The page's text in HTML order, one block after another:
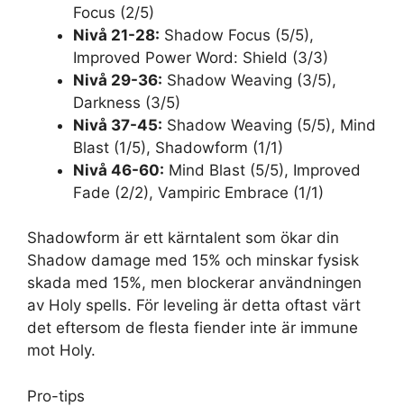
Focus (2/5)
Nivå 21-28: Shadow Focus (5/5),
Improved Power Word: Shield (3/3)
Nivå 29-36: Shadow Weaving (3/5),
Darkness (3/5)
Nivå 37-45: Shadow Weaving (5/5), Mind
Blast (1/5), Shadowform (1/1)
Nivå 46-60: Mind Blast (5/5), Improved
Fade (2/2), Vampiric Embrace (1/1)
Shadowform är ett kärntalent som ökar din
Shadow damage med 15% och minskar fysisk
skada med 15%, men blockerar användningen
av Holy spells. För leveling är detta oftast värt
det eftersom de flesta fiender inte är immune
mot Holy.
Pro-tips